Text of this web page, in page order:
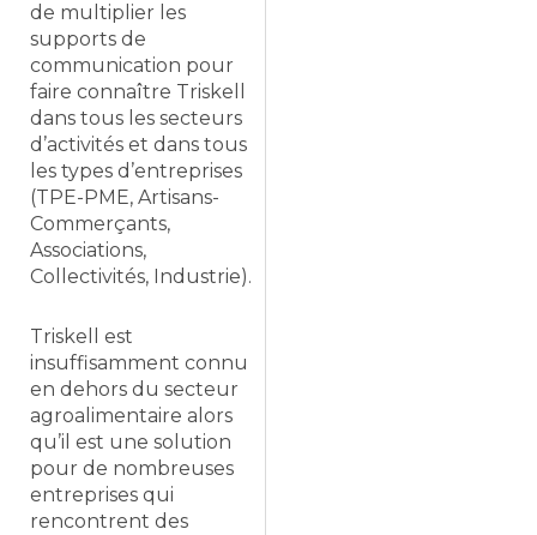
de multiplier les
supports de
communication pour
faire connaître Triskell
dans tous les secteurs
d’activités et dans tous
les types d’entreprises
(TPE-PME, Artisans-
Commerçants,
Associations,
Collectivités, Industrie).
Triskell est
insuffisamment connu
en dehors du secteur
agroalimentaire alors
qu’il est une solution
pour de nombreuses
entreprises qui
rencontrent des